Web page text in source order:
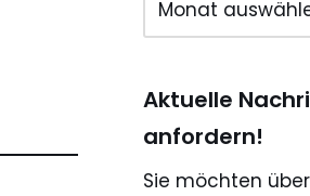
Aktuelle
anfordern!
Sie möchten